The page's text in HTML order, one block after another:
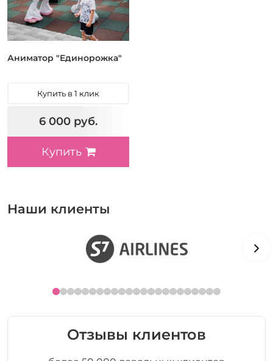
Аниматор "Единорожка"
Купить в 1 клик
6 000 руб.
Купить
Наши клиенты
Отзывы клиентов